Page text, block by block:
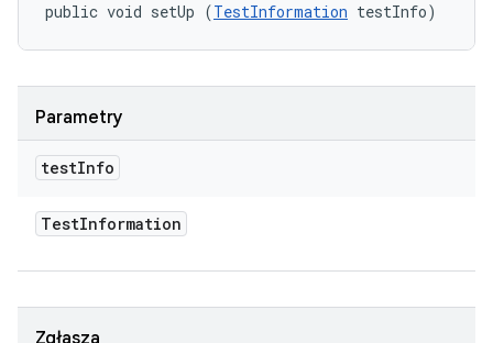
public void setUp (TestInformation testInfo)
Parametry
testInfo
TestInformation
Zgłasza